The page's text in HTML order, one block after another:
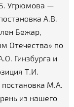
Угрюмова —
А.В.
Бежар,
Отечества» по
Гинзбурга и
Т.И.
М.А.
из нашего